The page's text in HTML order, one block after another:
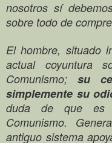
nosotros sí
sobre todo de
El hombre, situado
actual coyuntura
Comunismo; su
simplemente su
duda de que es
Comunismo.
antiguo sistema